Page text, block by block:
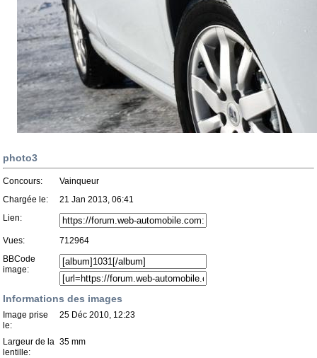
photo3
Concours:
Vainqueur
Chargée le:
21 Jan 2013, 06:41
Lien:
Vues:
712964
BBCode
image:
Informations des images
Image prise
le:
25 Déc 2010, 12:23
Largeur de la
lentille:
35 mm